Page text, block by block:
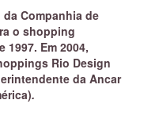
Companhia de
o shopping
Em 2004,
Rio Design
da Ancar
.